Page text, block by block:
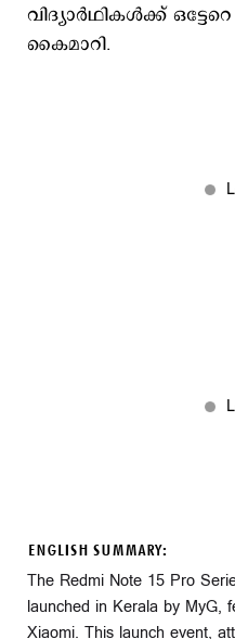
വിദ്യാര്‍ഥികള്‍ക്ക്
കൈമാറി.
ENGLISH SUMMARY:
The Redmi Note 15 Pro
launched in Kerala by MyG,
Xiaomi. This launch event,